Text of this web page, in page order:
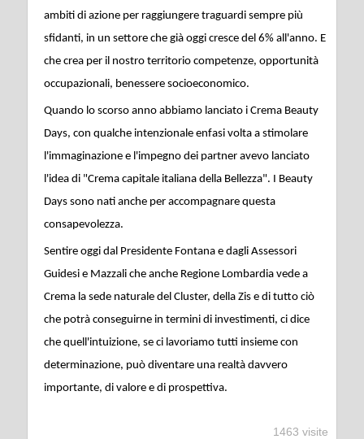
ambiti di azione per raggiungere traguardi sempre più
sfidanti, in un settore che già oggi cresce del 6% all'anno. E
che crea per il nostro territorio competenze, opportunità
occupazionali, benessere socioeconomico.
Quando lo scorso anno abbiamo lanciato i Crema Beauty
Days, con qualche intenzionale enfasi volta a stimolare
l'immaginazione e l'impegno dei partner avevo lanciato
l'idea di "Crema capitale italiana della Bellezza". I Beauty
Days sono nati anche per accompagnare questa
consapevolezza.
Sentire oggi dal Presidente Fontana e dagli Assessori
Guidesi e Mazzali che anche Regione Lombardia vede a
Crema la sede naturale del Cluster, della Zis e di tutto ciò
che potrà conseguirne in termini di investimenti, ci dice
che quell'intuizione, se ci lavoriamo tutti insieme con
determinazione, può diventare una realtà davvero
importante, di valore e di prospettiva.
1463 visite